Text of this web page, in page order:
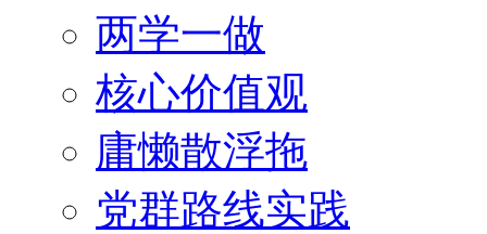
两学一做
核心价值观
庸懒散浮拖
党群路线实践